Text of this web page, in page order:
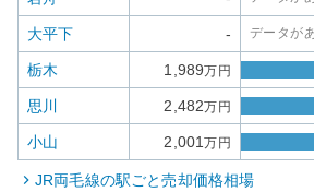
大平下 - データが
栃木 1,989万円
思川 2,482万円
小山 2,001万円
JR両毛線の駅ごと売却価格相場